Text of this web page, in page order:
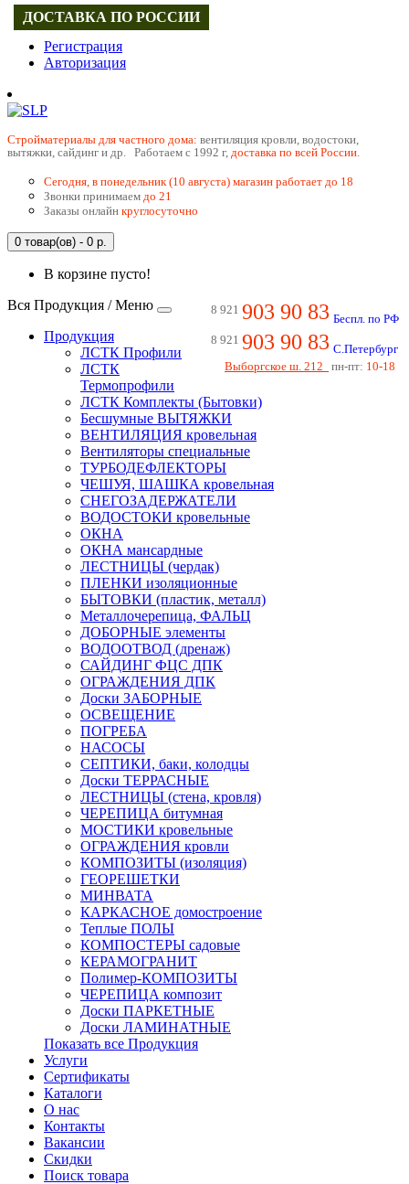
Регистрация
Авторизация
Cтройматериалы для частного дома: вентиляция кровли, водостоки,
вытяжки, сайдинг и др. Работаем с 1992 г, доставка по всей России.
Сегодня, в понедельник (10 августа) магазин работает до 18
Звонки принимаем до 21
Заказы онлайн круглосуточно
0 товар(ов) - 0 р.
В корзине пусто!
8 921 903 90 83 Беспл. по РФ
8 921 903 90 83 С.Петербург
Выборгское ш. 212
пн-пт: 10-18
Вся Продукция / Меню
Продукция
ЛСТК Профили
ЛСТК
Термопрофили
ЛСТК Комплекты (Бытовки)
Бесшумные ВЫТЯЖКИ
ВЕНТИЛЯЦИЯ кровельная
Вентиляторы специальные
ТУРБОДЕФЛЕКТОРЫ
ЧЕШУЯ, ШАШКА кровельная
СНЕГОЗАДЕРЖАТЕЛИ
ВОДОСТОКИ кровельные
ОКНА
ОКНА мансардные
ЛЕСТНИЦЫ (чердак)
ПЛЕНКИ изоляционные
БЫТОВКИ (пластик, металл)
Металлочерепица, ФАЛЬЦ
ДОБОРНЫЕ элементы
ВОДООТВОД (дренаж)
САЙДИНГ ФЦС ДПК
ОГРАЖДЕНИЯ ДПК
Доски ЗАБОРНЫЕ
ОСВЕЩЕНИЕ
ПОГРЕБА
НАСОСЫ
СЕПТИКИ, баки, колодцы
Доски ТЕРРАСНЫЕ
ЛЕСТНИЦЫ (стена, кровля)
ЧЕРЕПИЦА битумная
МОСТИКИ кровельные
ОГРАЖДЕНИЯ кровли
КОМПОЗИТЫ (изоляция)
ГЕОРЕШЕТКИ
МИНВАТА
КАРКАСНОЕ домостроение
Теплые ПОЛЫ
КОМПОСТЕРЫ садовые
КЕРАМОГРАНИТ
Полимер-КОМПОЗИТЫ
ЧЕРЕПИЦА композит
Доски ПАРКЕТНЫЕ
Доски ЛАМИНАТНЫЕ
Показать все Продукция
Услуги
Сертификаты
Каталоги
О нас
Контакты
Вакансии
Скидки
Поиск товара
ДОСТАВКА ПО РОССИИ